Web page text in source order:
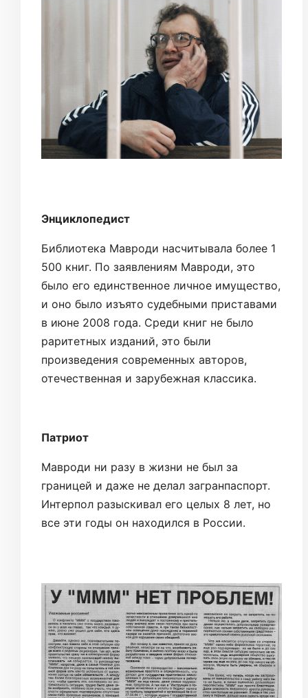
Энциклопедист
Библиотека Мавроди насчитывала более 1
500 книг. По заявлениям Мавроди, это
было его единственное личное имущество,
и оно было изъято судебными приставами
в июне 2008 года. Среди книг не было
раритетных изданий, это были
произведения современных авторов,
отечественная и зарубежная классика.
Патриот
Мавроди ни разу в жизни не был за
границей и даже не делал загранпаспорт.
Интерпол разыскивал его целых 8 лет, но
все эти годы он находился в России.